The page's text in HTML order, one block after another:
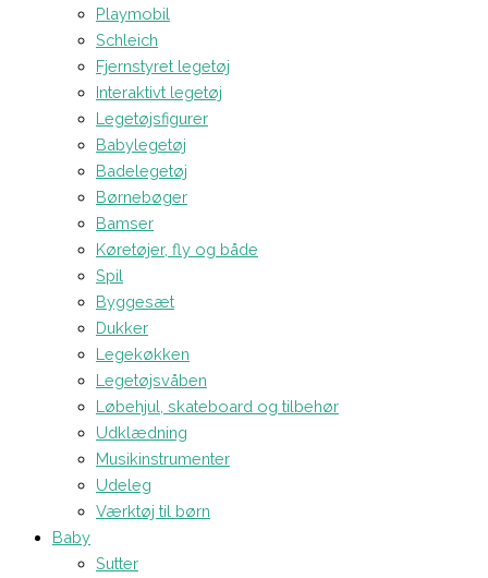
Playmobil
Schleich
Fjernstyret legetøj
Interaktivt legetøj
Legetøjsfigurer
Babylegetøj
Badelegetøj
Børnebøger
Bamser
Køretøjer, fly og både
Spil
Byggesæt
Dukker
Legekøkken
Legetøjsvåben
Løbehjul, skateboard og tilbehør
Udklædning
Musikinstrumenter
Udeleg
Værktøj til børn
Baby
Sutter